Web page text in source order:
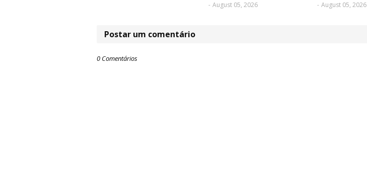
- August 05, 2026 - August 05, 2026
Postar um comentário
0 Comentários